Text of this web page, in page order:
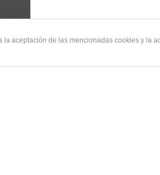
aceptación de las mencionadas cookies y la